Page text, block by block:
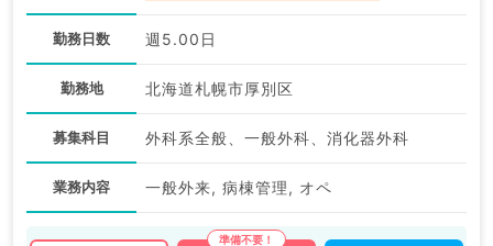
勤務日数 週5.00日
勤務地 北海道札幌市厚別区
募集科目 外科系全般、一般外科、消化器外科
業務内容 一般外来, 病棟管理, オペ